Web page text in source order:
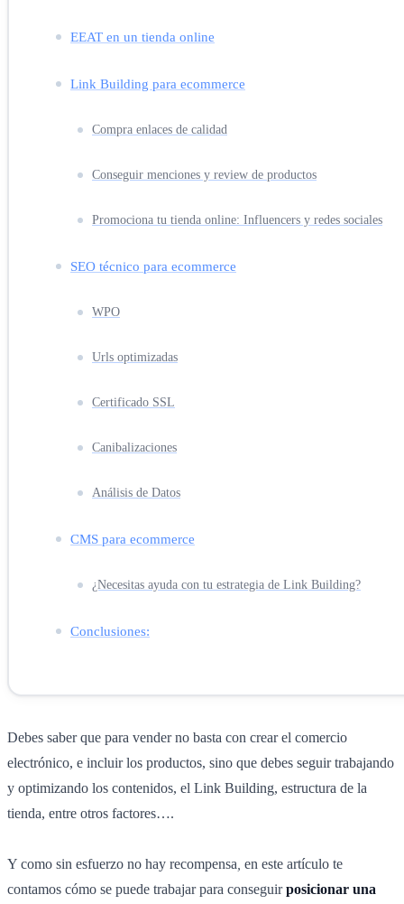
EEAT en un tienda online
Link Building para ecommerce
Compra enlaces de calidad
Conseguir menciones y review de productos
Promociona tu tienda online: Influencers y redes sociales
SEO técnico para ecommerce
WPO
Urls optimizadas
Certificado SSL
Canibalizaciones
Análisis de Datos
CMS para ecommerce
¿Necesitas ayuda con tu estrategia de Link Building?
Conclusiones:
Debes saber que para vender no basta con crear el comercio
electrónico, e incluir los productos, sino que debes seguir trabajando
y optimizando los contenidos, el Link Building, estructura de la
tienda, entre otros factores….
Y como sin esfuerzo no hay recompensa en este artículo te
contamos cómo se puede trabajar para conseguirposicionar una